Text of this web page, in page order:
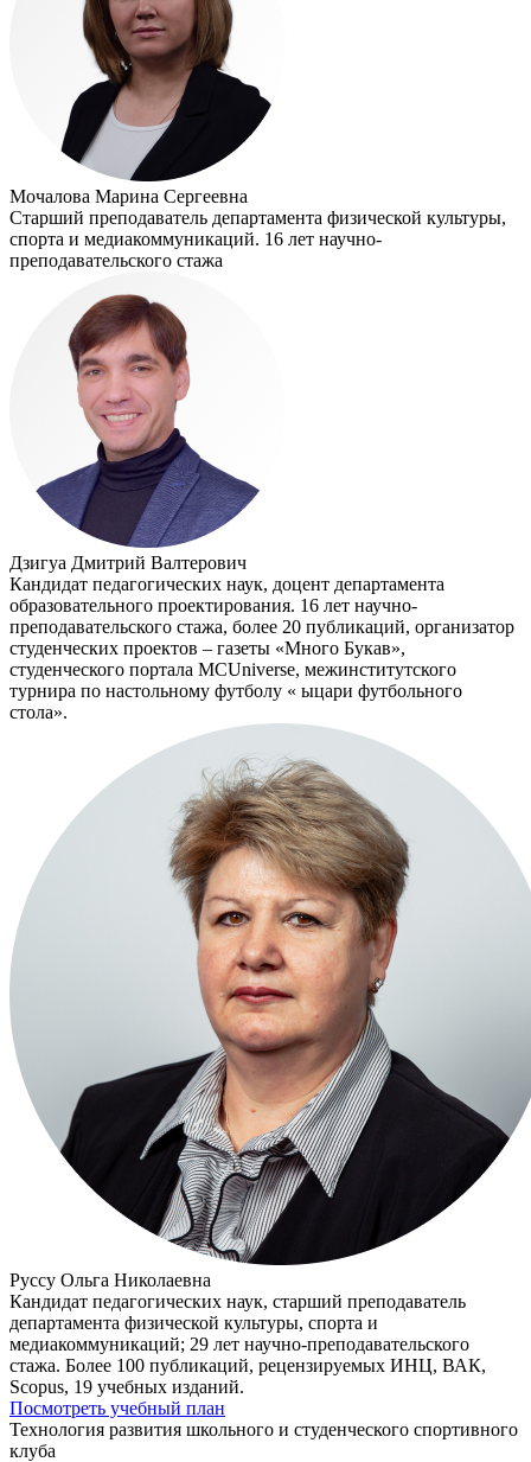
Мочалова Марина Сергеевна
Старший преподаватель департамента физической культуры,
спорта и медиакоммуникаций. 16 лет научно-
преподавательского стажа
Дзигуа Дмитрий Валтерович
Кандидат педагогических наук, доцент департамента
образовательного проектирования. 16 лет научно-
преподавательского стажа, более 20 публикаций, организатор
студенческих проектов – газеты «Много Букав»,
студенческого портала MCUniverse, межинститутского
турнира по настольному футболу « ыцари футбольного
стола».
Руссу Ольга Николаевна
Кандидат педагогических наук, старший преподаватель
департамента физической культуры, спорта и
медиакоммуникаций; 29 лет научно-преподавательского
стажа. Более 100 публикаций, рецензируемых ИНЦ, ВАК,
Scopus, 19 учебных изданий.
Посмотреть учебный план
Технология развития школьного и студенческого спортивного
клуба